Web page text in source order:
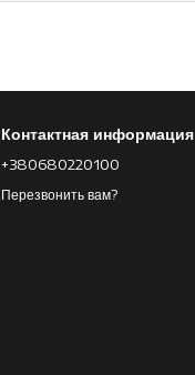
Контактная информация
+380680220100
Перезвонить вам?